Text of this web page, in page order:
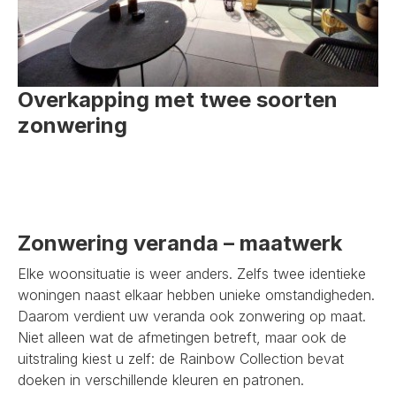
Overkapping met twee soorten
zonwering
Zonwering veranda – maatwerk
Elke woonsituatie is weer anders. Zelfs twee identieke
woningen naast elkaar hebben unieke omstandigheden.
Daarom verdient uw veranda ook zonwering op maat.
Niet alleen wat de afmetingen betreft, maar ook de
uitstraling kiest u zelf: de Rainbow Collection bevat
doeken in verschillende kleuren en patronen.